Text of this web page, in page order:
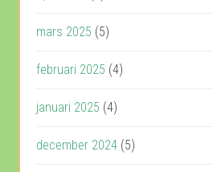
mars 2025 (5)
februari 2025 (4)
januari 2025 (4)
december 2024 (5)